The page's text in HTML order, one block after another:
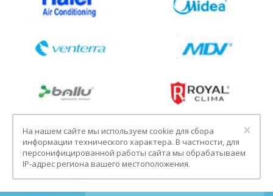
×
На нашем сайте мы используем cookie для сбора
информации технического характера. В частности, для
персонифицированной работы сайта мы обрабатываем
IP-адрес региона вашего местоположения.